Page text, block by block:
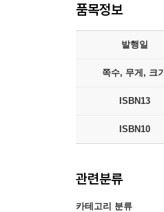
품목정보
발행일
쪽수, 무게, 크기
ISBN13
ISBN10
관련분류
카테고리 분류